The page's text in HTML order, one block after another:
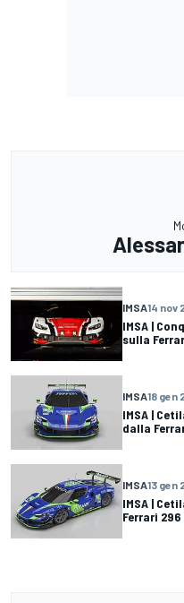
IMSA14 nov
IMSA |
sulla
IMSA18 gen
IMSA |
dalla
IMSA13 gen
IMSA |
Ferrari 296